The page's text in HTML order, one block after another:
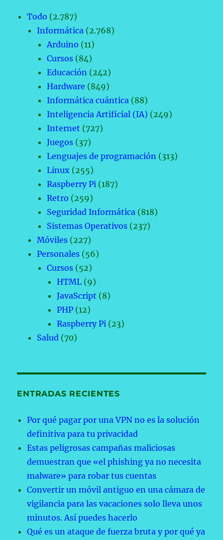
Todo (2.787)
Informática (2.768)
Arduino (11)
Cursos (84)
Educación (242)
Hardware (849)
Informática cuántica (88)
Inteligencia Artificial (IA) (249)
Internet (727)
Juegos (37)
Lenguajes de programación (313)
Linux (255)
Raspberry Pi (187)
Retro (259)
Seguridad Informática (818)
Sistemas Operativos (237)
Móviles (227)
Personales (56)
Cursos (52)
HTML (9)
JavaScript (8)
PHP (12)
Raspberry Pi (23)
Salud (70)
ENTRADAS RECIENTES
Por qué pagar por una VPN no es la solución
definitiva para tu privacidad
Estas peligrosas campañas maliciosas
demuestran que «el phishing ya no necesita
malware» para robar tus cuentas
Convertir un móvil antiguo en una cámara de
vigilancia para las vacaciones solo lleva unos
minutos. Así puedes hacerlo
Qué es un ataque de fuerza bruta y por qué ya